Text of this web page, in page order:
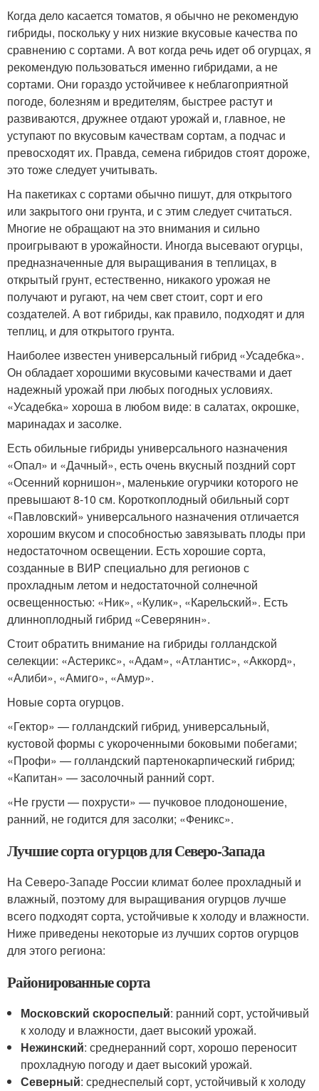
Когда дело касается томатов, я обычно не рекомендую
гибриды, поскольку у них низкие вкусовые качества по
сравнению с сортами. А вот когда речь идет об огурцах, я
рекомендую пользоваться именно гибридами, а не
сортами. Они гораздо устойчивее к неблагоприятной
погоде, болезням и вредителям, быстрее растут и
развиваются, дружнее отдают урожай и, главное, не
уступают по вкусовым качествам сортам, а подчас и
превосходят их. Правда, семена гибридов стоят дороже,
это тоже следует учитывать.
На пакетиках с сортами обычно пишут, для открытого
или закрытого они грунта, и с этим следует считаться.
Многие не обращают на это внимания и сильно
проигрывают в урожайности. Иногда высевают огурцы,
предназначенные для выращивания в теплицах, в
открытый грунт, естественно, никакого урожая не
получают и ругают, на чем свет стоит, сорт и его
создателей. А вот гибриды, как правило, подходят и для
теплиц, и для открытого грунта.
Наиболее известен универсальный гибрид «Усадебка».
Он обладает хорошими вкусовыми качествами и дает
надежный урожай при любых погодных условиях.
«Усадебка» хороша в любом виде: в салатах, окрошке,
маринадах и засолке.
Есть обильные гибриды универсального назначения
«Опал» и «Дачный», есть очень вкусный поздний сорт
«Осенний корнишон», маленькие огурчики которого не
превышают 8-10 см. Короткоплодный обильный сорт
«Павловский» универсального назначения отличается
хорошим вкусом и способностью завязывать плоды при
недостаточном освещении. Есть хорошие сорта,
созданные в ВИР специально для регионов с
прохладным летом и недостаточной солнечной
освещенностью: «Ник», «Кулик», «Карельский». Есть
длинноплодный гибрид «Северянин».
Стоит обратить внимание на гибриды голландской
селекции: «Астерикс», «Адам», «Атлантис», «Аккорд»,
«Алиби», «Амиго», «Амур».
Новые сорта огурцов.
«Гектор» — голландский гибрид, универсальный,
кустовой формы с укороченными боковыми побегами;
«Профи» — голландский партенокарпический гибрид;
«Капитан» — засолочный ранний сорт.
«Не грусти — похрусти» — пучковое плодоношение,
ранний, не годится для засолки; «Феникс».
Лучшие сорта огурцов для Северо-Запада
На Северо-Западе России климат более прохладный и
влажный, поэтому для выращивания огурцов лучше
всего подходят сорта, устойчивые к холоду и влажности.
Ниже приведены некоторые из лучших сортов огурцов
для этого региона:
Районированные сорта
Московский скороспелый: ранний сорт, устойчивый
к холоду и влажности, дает высокий урожай.
Нежинский: среднеранний сорт, хорошо переносит
прохладную погоду и дает высокий урожай.
Северный: среднеспелый сорт, устойчивый к холоду